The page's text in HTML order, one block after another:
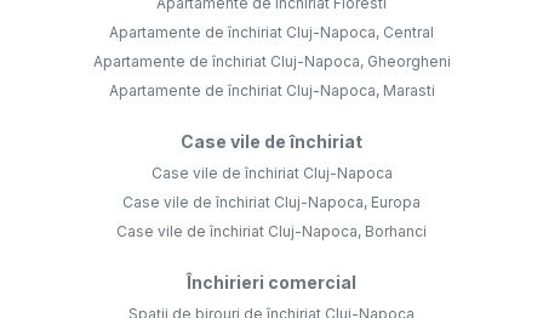
Apartamente de închiriat Cluj-Napoca, Central
Apartamente de închiriat Cluj-Napoca, Gheorgheni
Apartamente de închiriat Cluj-Napoca, Marasti
Case vile de închiriat
Case vile de închiriat Cluj-Napoca
Case vile de închiriat Cluj-Napoca, Europa
Case vile de închiriat Cluj-Napoca, Borhanci
Închirieri comercial
Spații de birouri de închiriat Cluj-Napoca